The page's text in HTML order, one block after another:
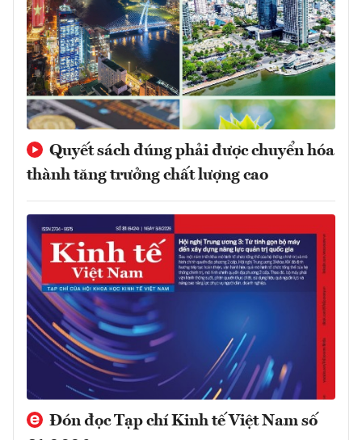
Quyết sách đúng phải được chuyển hóa
thành tăng trưởng chất lượng cao
Đón đọc Tạp chí Kinh tế Việt Nam số